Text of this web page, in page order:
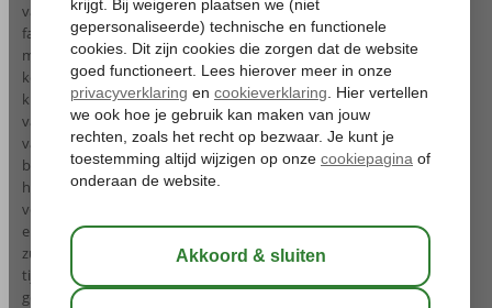
vakantiebestemming samen met je gezin? Denk dan eens aan een
familievakantie naar Sardinië. Dit wonderschone Italiaanse eiland is
misschien niet de eerste bestemming die bij je opkomt, maar daar
komt vast snel verandering in. Want wanneer je Sardinië met je
kinderen bezoekt, ga je op avontuur op een van de mooiste pareltjes
van Europa. Ga op ontdekkingstocht in de prachtige natuur, geniet
van de zon op hagelwitte zandstranden en ontdek snorkelend de
betoverende onderwaterwereld. Ook fijn; de meeste stranden lopen
heel langzaam af in zee, waardoor het ook voor kleinere kinderen
veilig is om te zwemmen en spelen in zee. En wist je dat de Sardijnen
erg vriendelijk en gastvrij zijn, het klimaat er heerlijk is en je kids er
zullen smullen van de lekkerste pasta en pizza? Daarnaast is er
tijdens je gezinsvakantie op Sardinië van alles te doen. Verwacht
geen enorme kinderattracties, maar laat je verrassen door pure